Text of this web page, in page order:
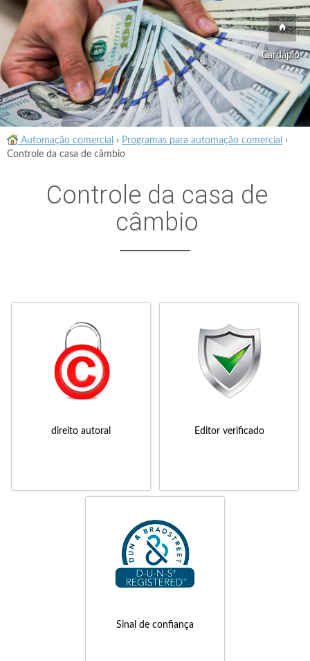
Cardápio
Automação comercial › Programas para automação comercial
›
Controle da casa de câmbio
Controle da casa de
câmbio
direito autoral Editor verificado
Sinal de confiança